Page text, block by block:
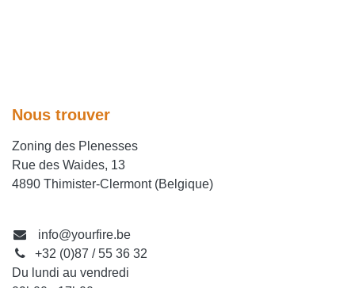
Nous trouver
Zoning des Plenesses
Rue des Waides, 13
4890 Thimister-Clermont (Belgique)
info@yourfire.be
+32 (0)87 / 55 36 32
Du lundi au vendredi